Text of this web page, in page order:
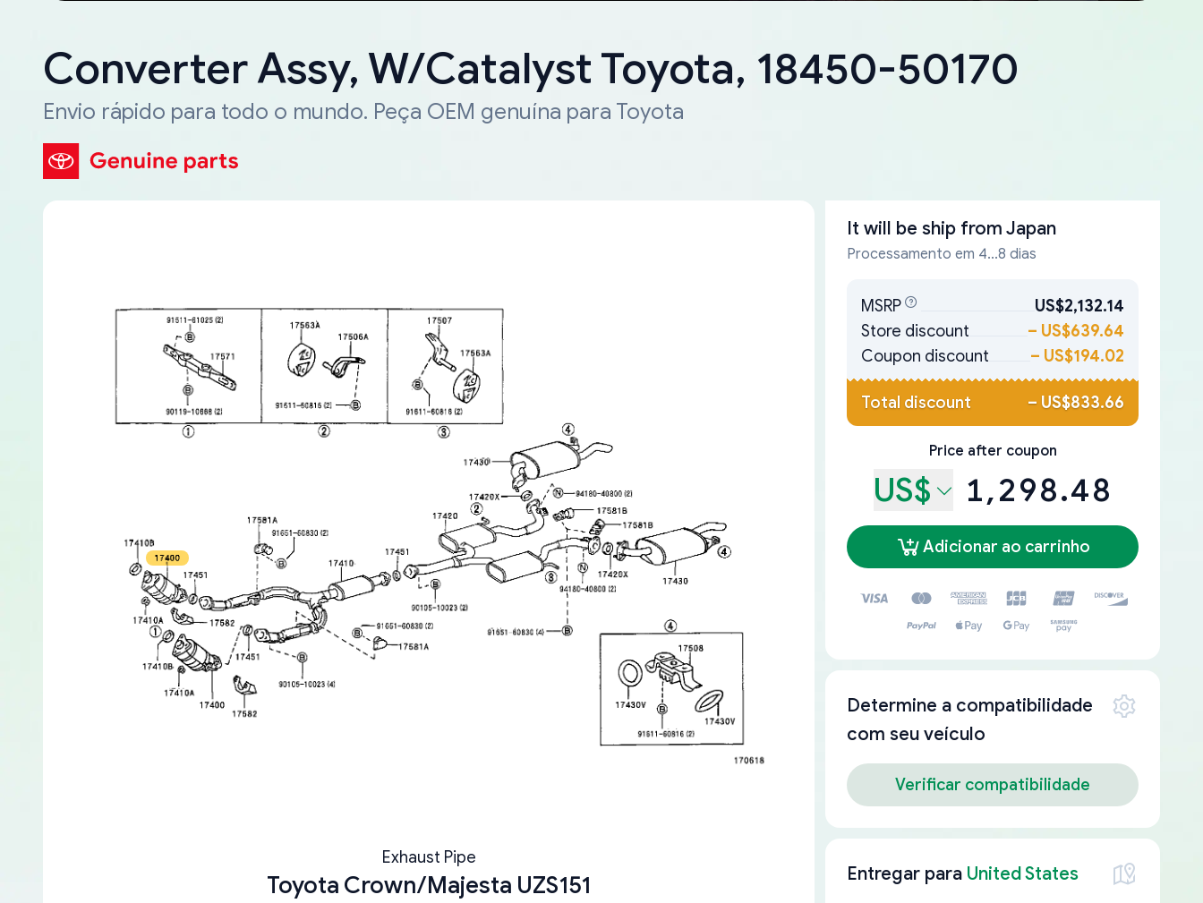
Converter Assy, W/Catalyst Toyota, 18450-50170
Envio rápido para todo o mundo. Peça OEM genuína para Toyota
Exhaust Pipe
Toyota Crown/Majesta UZS151
It will be ship from Japan
Processamento em 4...8 dias
MSRP
US$2,132.14
Store discount
– US$639.64
Coupon discount
– US$194.02
Total discount – US$833.66
Price after coupon
US$ 1,298.48
Adicionar ao carrinho
Determine a compatibilidade
com seu veículo
Verificar compatibilidade
Entregar para United States